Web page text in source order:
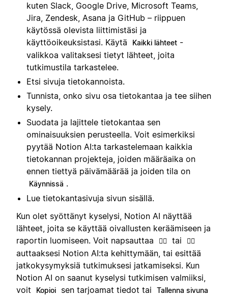
kuten Slack, Google Drive, Microsoft Teams,
Jira, Zendesk, Asana ja GitHub – riippuen
käytössä olevista liittimistäsi ja
käyttöoikeuksistasi. Käytä
Kaikki lähteet -
valikkoa valitaksesi tietyt lähteet, joita
tutkimustila tarkastelee.
Etsi sivuja tietokannoista.
Tunnista, onko sivu osa tietokantaa ja tee siihen
kysely.
Suodata ja lajittele tietokantaa sen
ominaisuuksien perusteella. Voit esimerkiksi
pyytää Notion AI:ta tarkastelemaan kaikkia
tietokannan projekteja, joiden määräaika on
ennen tiettyä päivämäärää ja joiden tila on
Käynnissä .
Lue tietokantasivuja sivun sisällä.
Kun olet syöttänyt kyselysi, Notion AI näyttää
lähteet, joita se käyttää oivallusten keräämiseen ja
raportin luomiseen. Voit napsauttaa
👍🏼 tai 👎🏼
auttaaksesi Notion AI:ta kehittymään, tai esittää
jatkokysymyksiä tutkimuksesi jatkamiseksi. Kun
Notion AI on saanut kyselysi tutkimisen valmiiksi,
voit
Kopioi sen tarjoamat tiedot tai Tallenna sivuna